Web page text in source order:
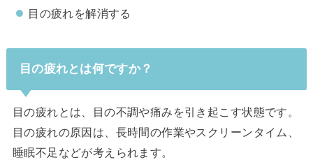
目の疲れを解消する
目の疲れとは何ですか？
目の疲れとは、目の不調や痛みを引き起こす状態です。
目の疲れの原因は、長時間の作業やスクリーンタイム、
睡眠不足などが考えられます。